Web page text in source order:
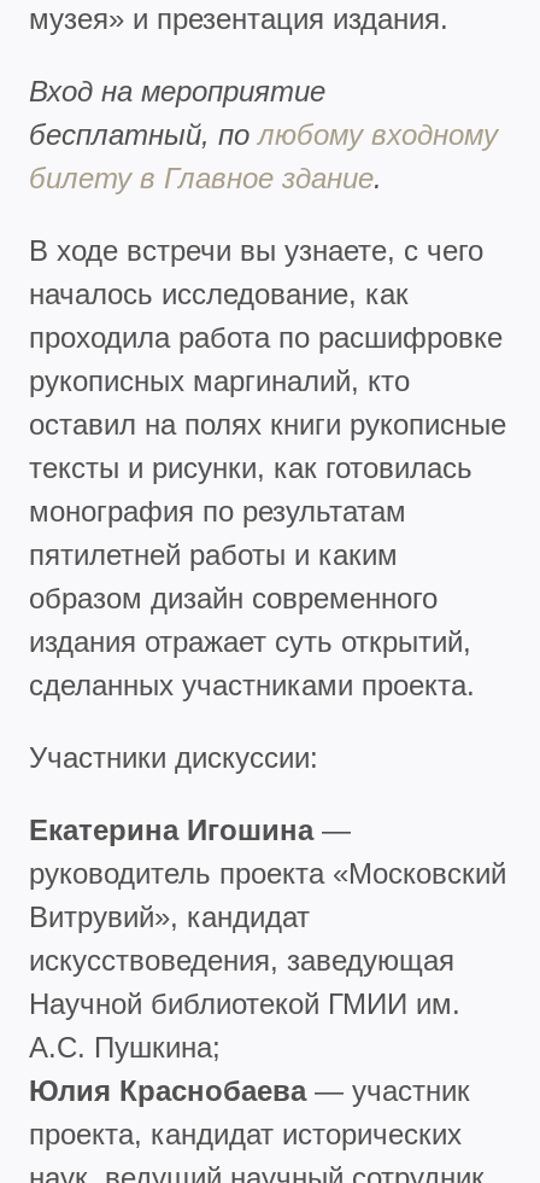
музея» и презентация издания.
Вход на мероприятие
бесплатный, полюбому входному
билету в Главное здание.
В ходе встречи вы узнаете, с чего
началось исследование, как
проходила работа по расшифровке
рукописных маргиналий, кто
оставил на полях книги рукописные
тексты и рисунки, как готовилась
монография по результатам
пятилетней работы и каким
образом дизайн современного
издания отражает суть открытий,
сделанных участниками проекта.
Участники дискуссии:
Екатерина Игошина—
руководитель проекта «Московский
Витрувий», кандидат
искусствоведения, заведующая
Научной библиотекой ГМИИ им.
А.С. Пушкина;
Юлия Краснобаева— участник
проекта, кандидат исторических